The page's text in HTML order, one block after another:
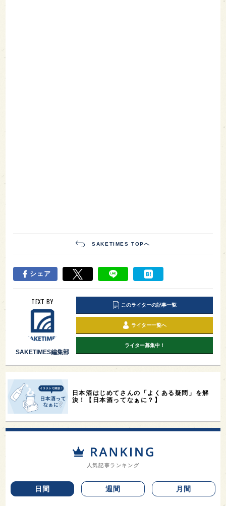
SAKETIMES TOPへ
シェア
TEXT BY
SAKETIMES編集部
このライターの記事一覧
ライター一覧へ
ライター募集中！
日本酒はじめてさんの「よくある疑問」を解
決！【日本酒ってなぁに？】
人気記事ランキング
日間 週間 月間